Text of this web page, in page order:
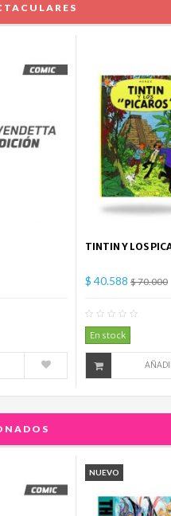
TINTIN Y LOS
$ 40.588 $ 70.000
En stock
NUEVO